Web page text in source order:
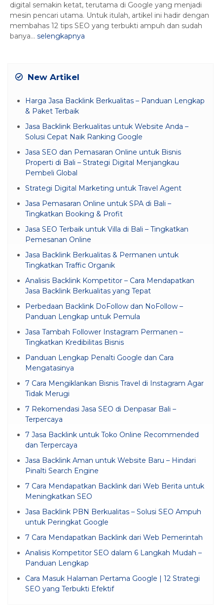
digital semakin ketat, terutama di Google yang menjadi
mesin pencari utama. Untuk itulah, artikel ini hadir dengan
membahas 12 tips SEO yang terbukti ampuh dan sudah
banya... selengkapnya
New Artikel
Harga Jasa Backlink Berkualitas – Panduan Lengkap
& Paket Terbaik
Jasa Backlink Berkualitas untuk Website Anda –
Solusi Cepat Naik Ranking Google
Jasa SEO dan Pemasaran Online untuk Bisnis
Properti di Bali – Strategi Digital Menjangkau
Pembeli Global
Strategi Digital Marketing untuk Travel Agent
Jasa Pemasaran Online untuk SPA di Bali –
Tingkatkan Booking & Profit
Jasa SEO Terbaik untuk Villa di Bali – Tingkatkan
Pemesanan Online
Jasa Backlink Berkualitas & Permanen untuk
Tingkatkan Traffic Organik
Analisis Backlink Kompetitor – Cara Mendapatkan
Jasa Backlink Berkualitas yang Tepat
Perbedaan Backlink DoFollow dan NoFollow –
Panduan Lengkap untuk Pemula
Jasa Tambah Follower Instagram Permanen –
Tingkatkan Kredibilitas Bisnis
Panduan Lengkap Penalti Google dan Cara
Mengatasinya
7 Cara Mengiklankan Bisnis Travel di Instagram Agar
Tidak Merugi
7 Rekomendasi Jasa SEO di Denpasar Bali –
Terpercaya
7 Jasa Backlink untuk Toko Online Recommended
dan Terpercaya
Jasa Backlink Aman untuk Website Baru – Hindari
Pinalti Search Engine
7 Cara Mendapatkan Backlink dari Web Berita untuk
Meningkatkan SEO
Jasa Backlink PBN Berkualitas – Solusi SEO Ampuh
untuk Peringkat Google
7 Cara Mendapatkan Backlink dari Web Pemerintah
Analisis Kompetitor SEO dalam 6 Langkah Mudah –
Panduan Lengkap
Cara Masuk Halaman Pertama Google | 12 Strategi
SEO yang Terbukti Efektif